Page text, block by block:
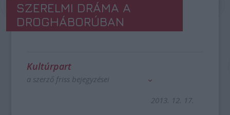
SZERELMI DRÁMA A
DROGHÁBORÚBAN
Kultúrpart
a szerző friss bejegyzései
2013. 12. 17.